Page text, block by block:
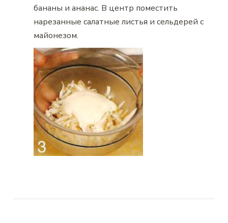
бананы и ананас. В центр поместить
нарезанные салатные листья и сельдерей с
майонезом.